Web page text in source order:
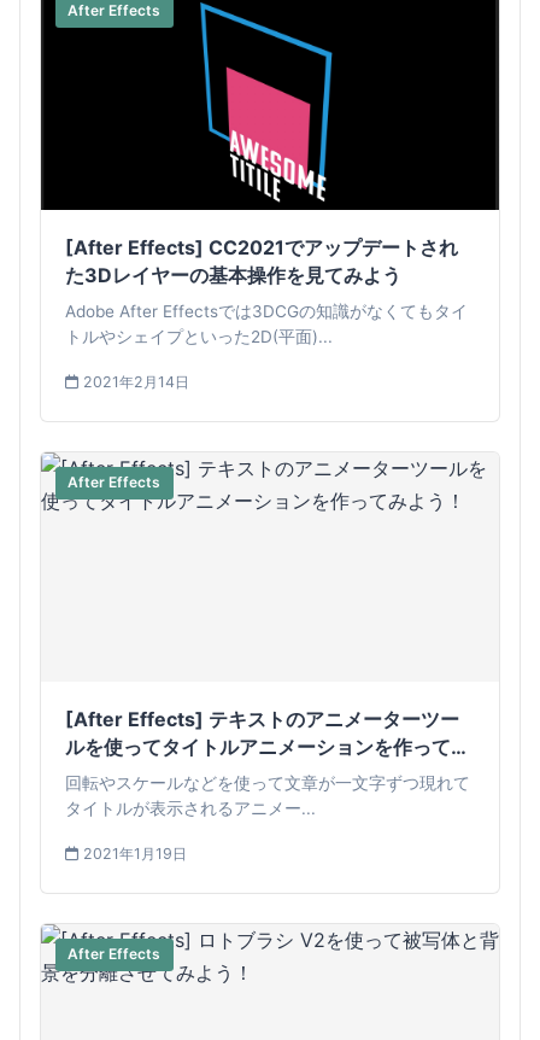
After Effects
[After Effects] CC2021でアップデートされ
た3Dレイヤーの基本操作を見てみよう
Adobe After Effectsでは3DCGの知識がなくてもタイ
トルやシェイプといった2D(平面)...
2021年2月14日
After Effects
[After Effects] テキストのアニメーターツー
ルを使ってタイトルアニメーションを作ってみ
よう！
回転やスケールなどを使って文章が一文字ずつ現れて
タイトルが表示されるアニメー...
2021年1月19日
After Effects